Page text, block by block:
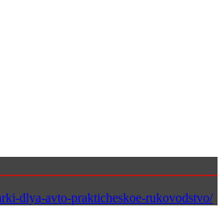
dlya-avto-prakticheskoe-rukovodstvo/